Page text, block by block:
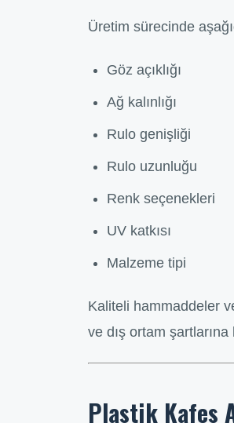
Üretim sürecinde
Göz açıklığı
Ağ kalınlığı
Rulo genişliği
Rulo uzunluğu
Renk seçenekleri
UV katkısı
Malzeme tipi
Kaliteli hammaddeler
ve dış ortam
Plastik Kafes